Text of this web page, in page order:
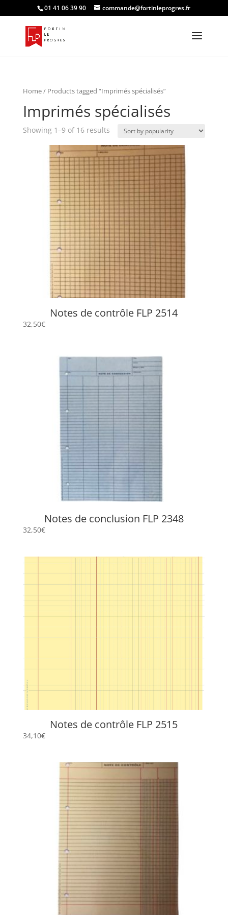
01 41 06 39 90 commande@fortinleprogres.fr
Home/ Products tagged “Imprimés spécialisés”
Imprimés spécialisés
Showing 1–9 of 16 results
Notes de contrôle FLP 2514
32,50€
Notes de conclusion FLP 2348
32,50€
Notes de contrôle FLP 2515
34,10€